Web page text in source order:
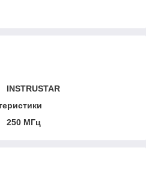
INSTRUSTAR
250 МГц